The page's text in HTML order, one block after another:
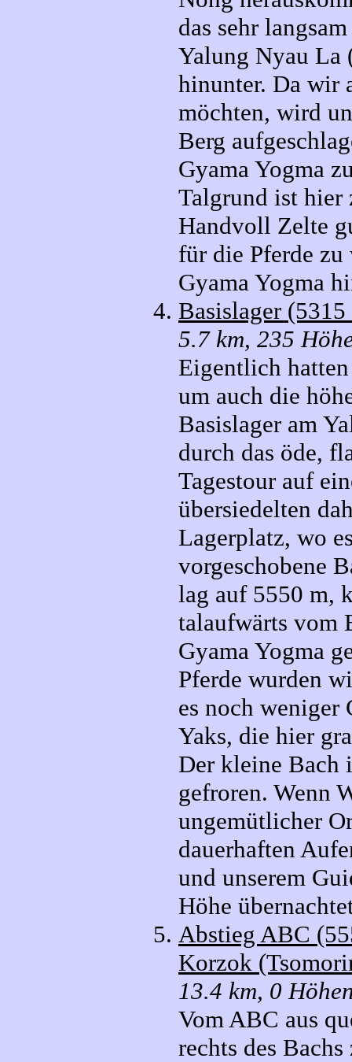
das sehr
Yalung Nyau La
hinunter. Da wir
möchten, wird
Berg
Gyama Yogma
Talgrund ist hier
Handvoll Zelte
für die Pferde zu
Gyama Yogma
Basislager
5.7 km, 235
Eigentlich
um auch die
Basislager am
durch das öde,
Tagestour auf
übersiedelten
Lagerplatz, wo
vorgeschobene
lag auf 5550 m,
talaufwärts vom
Gyama Yogma
Pferde wurden
es noch weniger
Yaks, die hier
Der kleine Bach
gefroren. Wenn
ungemütlicher
dauerhaften
und unserem
Höhe
Abstieg ABC
Korzok
13.4 km, 0
Vom ABC aus
rechts des